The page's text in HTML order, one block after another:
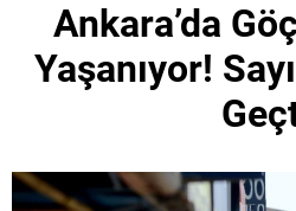
Ankara’da
Yaşanıyor!